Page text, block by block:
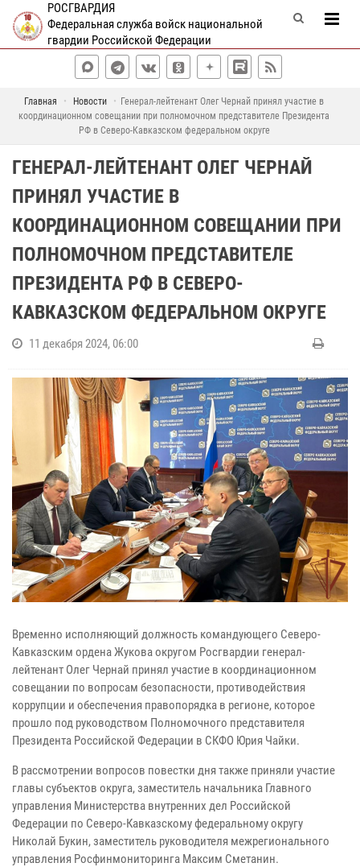
РОСГВАРДИЯ
Федеральная служба войск национальной
гвардии Российской Федерации
Главная Новости
Генерал-лейтенант Олег Чернай принял участие в
координационном совещании при полномочном представителе Президента
РФ в Северо-Кавказском федеральном округе
ГЕНЕРАЛ-ЛЕЙТЕНАНТ ОЛЕГ ЧЕРНАЙ
ПРИНЯЛ УЧАСТИЕ В
КООРДИНАЦИОННОМ СОВЕЩАНИИ ПРИ
ПОЛНОМОЧНОМ ПРЕДСТАВИТЕЛЕ
ПРЕЗИДЕНТА РФ В СЕВЕРО-
КАВКАЗСКОМ ФЕДЕРАЛЬНОМ ОКРУГЕ
11 декабря 2024, 06:00
Временно исполняющий должность командующего Северо-
Кавказским ордена Жукова округом Росгвардии генерал-
лейтенант Олег Чернай принял участие в координационном
совещании по вопросам безопасности, противодействия
коррупции и обеспечения правопорядка в регионе, которое
прошло под руководством Полномочного представителя
Президента Российской Федерации в СКФО Юрия Чайки.
В рассмотрении вопросов повестки дня также приняли участие
главы субъектов округа, заместитель начальника Главного
управления Министерства внутренних дел Российской
Федерации по Северо-Кавказскому федеральному округу
Николай Букин, заместитель руководителя межрегионального
управления Росфинмониторинга Максим Сметанин.